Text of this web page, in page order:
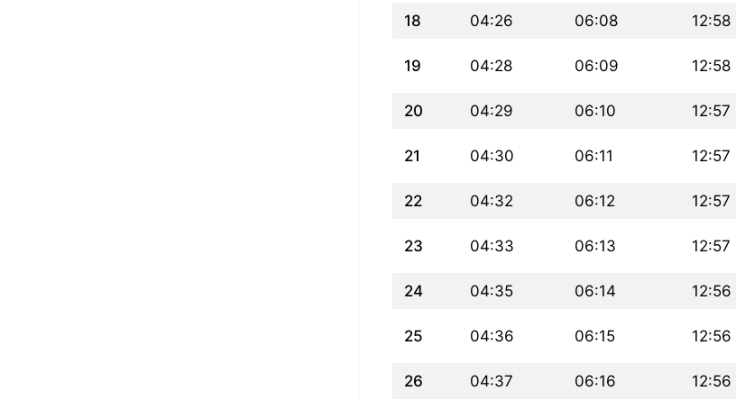
18 04:26 06:08 12:58
19 04:28 06:09 12:58
20 04:29 06:10 12:57
21 04:30 06:11 12:57
22 04:32 06:12 12:57
23 04:33 06:13 12:57
24 04:35 06:14 12:56
25 04:36 06:15 12:56
26 04:37 06:16 12:56